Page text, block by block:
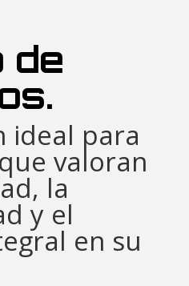
de
ideal para
valoran
la
y el
en su